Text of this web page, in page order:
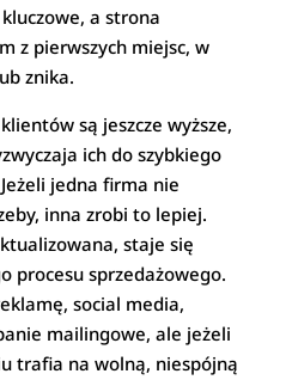
a strona
z pierwszych miejsc, w
znika.
są jeszcze wyższe,
ich do szybkiego
jedna firma nie
inna zrobi to lepiej.
staje się
procesu sprzedażowego.
social media,
mailingowe, ale jeżeli
trafia na wolną, niespójną